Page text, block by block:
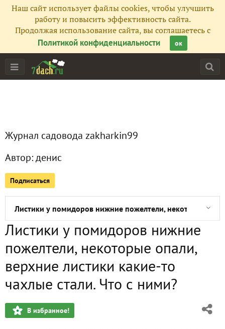
Наш сайт использует файлы cookies, чтобы улучшить
работу и повысить эффективность сайта.
Продолжая использование сайта, вы соглашаетесь с
Политикой конфиденциальности
ок
Журнал садовода zakharkin99
Автор:денис
Подписаться
Все публикации
Сейчас обсуждают
Листики у помидоров нижние пожелтели, некоторые
Листики у помидоров нижние
пожелтели, некоторые опали,
верхние листики какие-то
чахлые стали. Что с ними?
В избранное!